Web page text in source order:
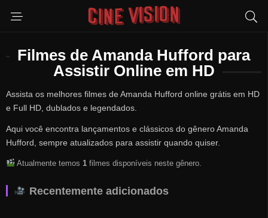
Filmes de Amanda Hufford para
Assistir Online em HD
Assista os melhores filmes de Amanda Hufford online grátis em HD
e Full HD, dublados e legendados.
Aqui você encontra lançamentos e clássicos do gênero Amanda
Hufford, sempre atualizados para assistir quando quiser.
Atualmente temos 1filmes disponíveis neste gênero.
Recentemente adicionados